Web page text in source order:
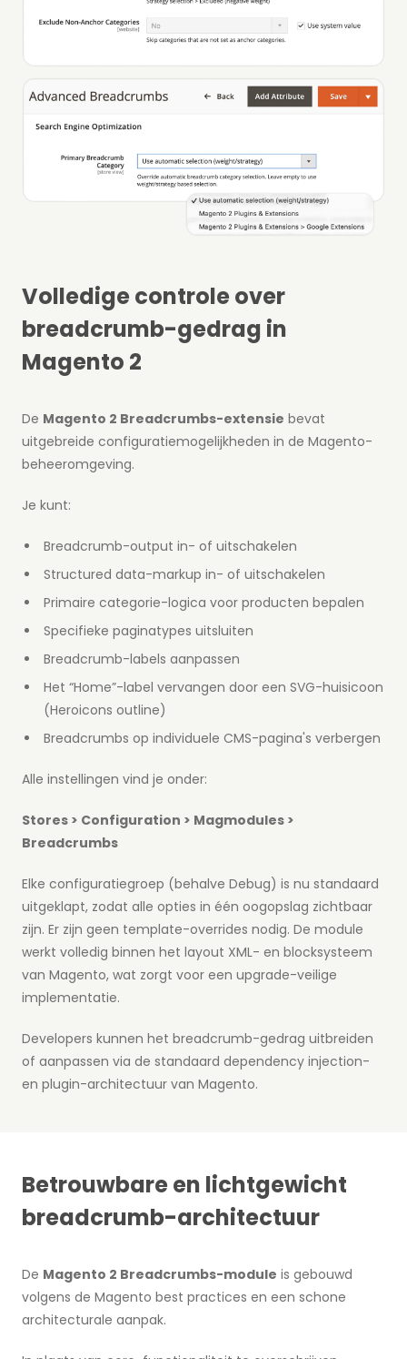
Volledige controle over
breadcrumb-gedrag in
Magento 2
De Magento 2 Breadcrumbs-extensie bevat
uitgebreide configuratiemogelijkheden in de Magento-
beheeromgeving.
Je kunt:
Breadcrumb-output in- of uitschakelen
Structured data-markup in- of uitschakelen
Primaire categorie-logica voor producten bepalen
Specifieke paginatypes uitsluiten
Breadcrumb-labels aanpassen
Het “Home”-label vervangen door een SVG-huisicoon
(Heroicons outline)
Breadcrumbs op individuele CMS-pagina's verbergen
Alle instellingen vind je onder:
Stores > Configuration > Magmodules >
Breadcrumbs
Elke configuratiegroep (behalve Debug) is nu standaard
uitgeklapt, zodat alle opties in één oogopslag zichtbaar
zijn. Er zijn geen template-overrides nodig. De module
werkt volledig binnen het layout XML- en blocksysteem
van Magento, wat zorgt voor een upgrade-veilige
implementatie.
Developers kunnen het breadcrumb-gedrag uitbreiden
of aanpassen via de standaard dependency injection-
en plugin-architectuur van Magento.
Betrouwbare en lichtgewicht
breadcrumb-architectuur
De Magento 2 Breadcrumbs-module is gebouwd
volgens de Magento best practices en een schone
architecturale aanpak.